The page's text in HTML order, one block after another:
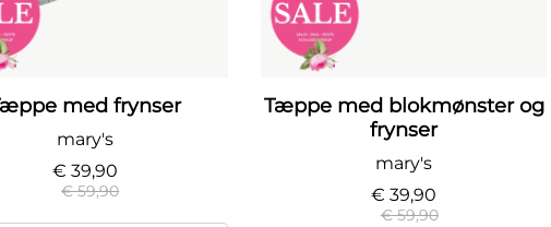
med frynser
mary's
€ 39,90
€ 59,90
Tæppe med blokmønster og
frynser
mary's
€ 39,90
€ 59,90